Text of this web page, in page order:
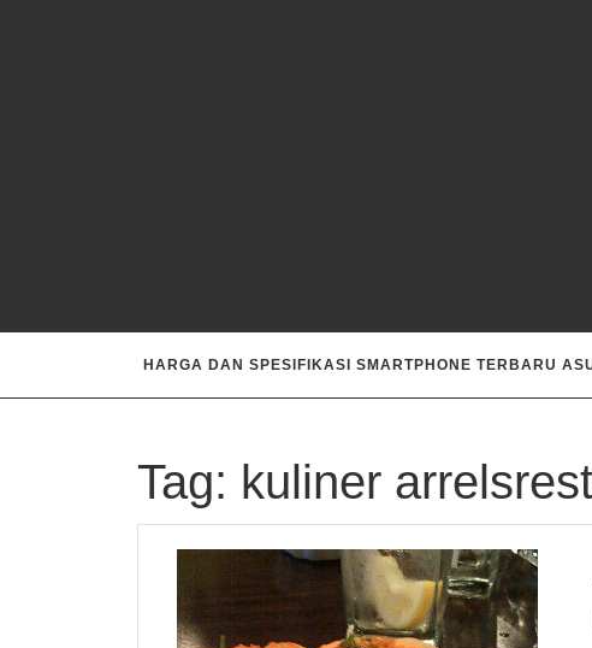
HARGA DAN SPESIFIKASI SMARTPHONE TERBARU
Tag: kuliner